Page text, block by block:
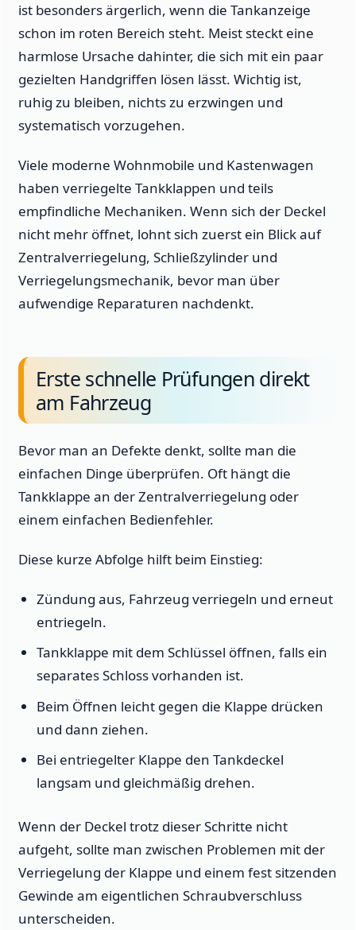
ist besonders ärgerlich, wenn die Tankanzeige
schon im roten Bereich steht. Meist steckt eine
harmlose Ursache dahinter, die sich mit ein paar
gezielten Handgriffen lösen lässt. Wichtig ist,
ruhig zu bleiben, nichts zu erzwingen und
systematisch vorzugehen.
Viele moderne Wohnmobile und Kastenwagen
haben verriegelte Tankklappen und teils
empfindliche Mechaniken. Wenn sich der Deckel
nicht mehr öffnet, lohnt sich zuerst ein Blick auf
Zentralverriegelung, Schließzylinder und
Verriegelungsmechanik, bevor man über
aufwendige Reparaturen nachdenkt.
Erste schnelle Prüfungen direkt
am Fahrzeug
Bevor man an Defekte denkt, sollte man die
einfachen Dinge überprüfen. Oft hängt die
Tankklappe an der Zentralverriegelung oder
einem einfachen Bedienfehler.
Diese kurze Abfolge hilft beim Einstieg:
Zündung aus, Fahrzeug verriegeln und erneut
entriegeln.
Tankklappe mit dem Schlüssel öffnen, falls ein
separates Schloss vorhanden ist.
Beim Öffnen leicht gegen die Klappe drücken
und dann ziehen.
Bei entriegelter Klappe den Tankdeckel
langsam und gleichmäßig drehen.
Wenn der Deckel trotz dieser Schritte nicht
aufgeht, sollte man zwischen Problemen mit der
Verriegelung der Klappe und einem fest sitzenden
Gewinde am eigentlichen Schraubverschluss
unterscheiden.